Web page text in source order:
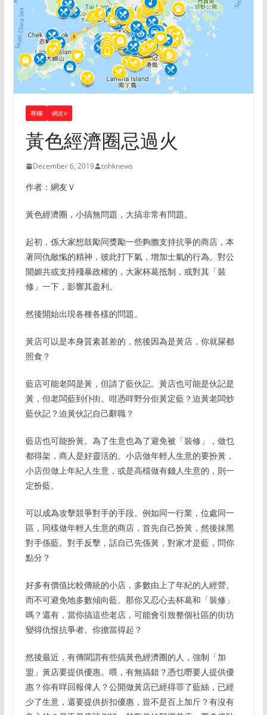
專欄 網友V
黃色經濟圈忌過火
December 6, 2019 tohknews
作者：網友Ｖ
黃色經濟圈，小搞無問題，大搞非常有問題。
起初，係大家想鼓勵同獎勵一些夠膽支持抗爭的商店，本
著同仇敵愾的精神，彼此打下氣，增加士氣的行為。對公
開媚共或支持殘暴政權的，大家杯葛抵制，或對其「裝
修」一下，影響其盈利。
然後開始出現各種各樣的問題。
黃店可以是本身質素甚差的，然後因為是黃店，你就屎都
照食？
藍店可能老闆是黃，但請了藍伙記。黃店也可能是伙記是
黃，但老闆藍到仆街。咁憑咩野分佢黃定藍？迫黃老闆炒
藍伙記？迫黃伙記自己辭職？
藍店也可能扮黃。為了生意也為了避免被「裝修」，做乜
都得架，商人是好靈活的。小店做年輕人生意的要扮黃，
小店但做上年紀人生意，或是高檔做有錢人生意的，則一
定扮藍。
可以成為攻擊競爭對手的手段。例如同一行業，位處同一
區，同樣做年輕人生意的商店，首先自己扮黃，然後抹黑
對手係藍。對手反擊，話自己先係黃，對家才是藍，問你
點分？
好多有價值比較傳統的小店，多數由上了年紀的人經營。
而不可避免地多數傾向藍。那你又忍心去杯葛和「裝修」
嗎？還有，當你搞這些老店，可能會引致整個社區的街坊
變得仇恨抗爭者。你擔當得起？
然後最近，有傳聞謂有些搞黃色經濟圈的人，強制「加
盟」黃店要提供優惠。喂，有無搞錯？憑乜嘢要人提供優
惠？你有咩回報俾人？公開做黃店已經得罪了藍絲，已經
少了生意，還要提供折扣優惠，豈不是百上加斤？有沒有